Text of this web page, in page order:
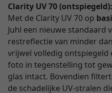
Clarity UV 70 (ontspiegeld):
Met de Clarity UV 70 op
Juhl een nieuwe standaard
restreflectie van minder
vrijwel volledig ontspiegeld
foto in tegenstelling tot
glas intact. Bovendien
de schadelijke UV-stralen